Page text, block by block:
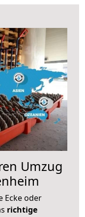
Umzug
Ecke oder
richtige